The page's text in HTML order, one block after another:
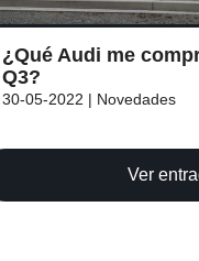
¿Qué Audi me
Q3?
30-05-2022 | Novedades
Ver